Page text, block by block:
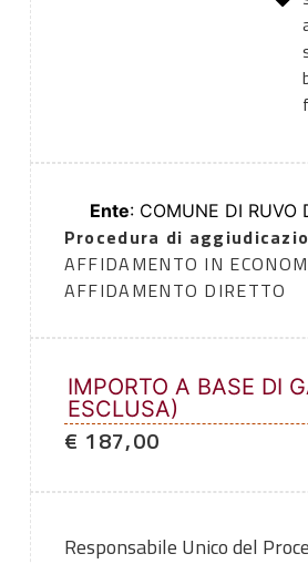
Ente: COMUNE DI RUVO
Procedura di
AFFIDAMENTO IN
AFFIDAMENTO DIRETTO
IMPORTO A BASE DI
ESCLUSA)
€ 187,00
Responsabile Unico del